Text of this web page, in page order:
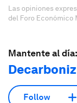
Las opiniones
del Foro Económico
Mantente al día:
Follow